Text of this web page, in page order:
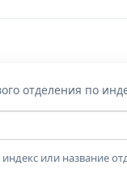
отделения по
или название